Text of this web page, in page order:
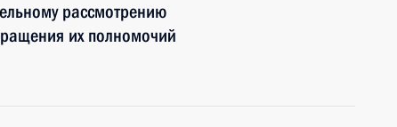
рассмотрению
их полномочий